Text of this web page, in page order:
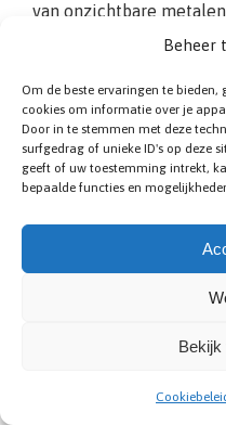
Beheer
Om de beste ervaringen te
cookies om informatie over je
Door in te stemmen met deze
surfgedrag of unieke ID's op deze
geeft of uw toestemming intrekt,
bepaalde functies en
Bekijk
van onzichtbare
bevestigd worden. Bij
beton of natuursteen.
uitstraling te creëren,
geen trapleuning te
leuning voor de
constructie minder
kleine kinderen, of
een minimale prijs vanaf